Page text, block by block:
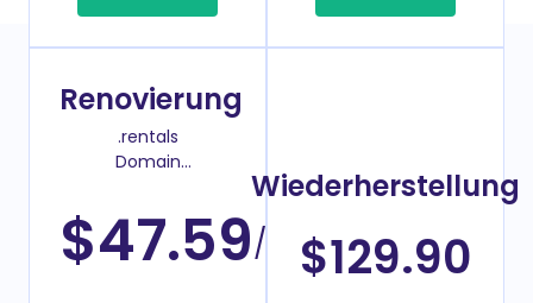
Renovierung
.rentals
Domain
$47.59/Jahr
Wiederherstellung
$129.90